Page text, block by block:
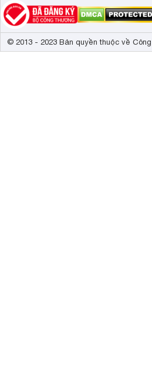
© 2013 - 2023 Bản quyền thuộc về